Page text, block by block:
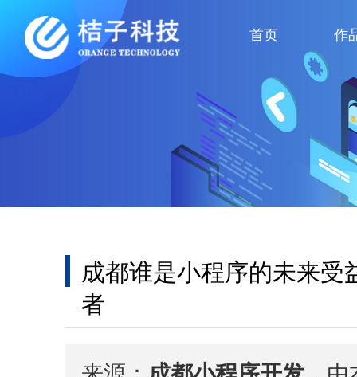
首页 作
成都谁是小程序的未来受
者